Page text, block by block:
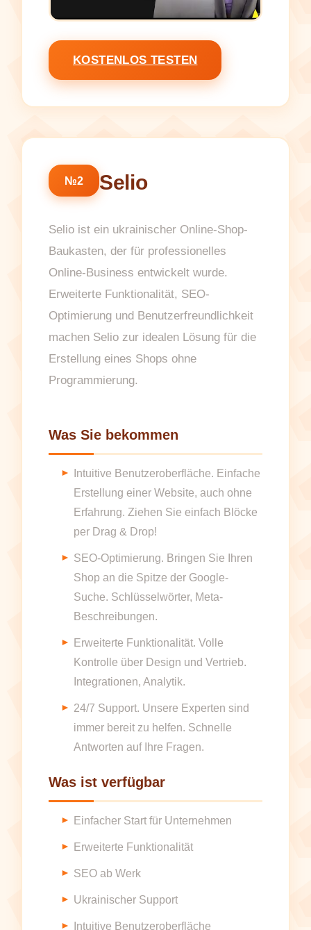
KOSTENLOS TESTEN
№2 Selio
Selio ist ein ukrainischer Online-Shop-
Baukasten, der für professionelles
Online-Business entwickelt wurde.
Erweiterte Funktionalität, SEO-
Optimierung und Benutzerfreundlichkeit
machen Selio zur idealen Lösung für die
Erstellung eines Shops ohne
Programmierung.
Was Sie bekommen
Intuitive Benutzeroberfläche. Einfache
Erstellung einer Website, auch ohne
Erfahrung. Ziehen Sie einfach Blöcke
per Drag & Drop!
SEO-Optimierung. Bringen Sie Ihren
Shop an die Spitze der Google-
Suche. Schlüsselwörter, Meta-
Beschreibungen.
Erweiterte Funktionalität. Volle
Kontrolle über Design und Vertrieb.
Integrationen, Analytik.
24/7 Support. Unsere Experten sind
immer bereit zu helfen. Schnelle
Antworten auf Ihre Fragen.
Was ist verfügbar
Einfacher Start für Unternehmen
Erweiterte Funktionalität
SEO ab Werk
Ukrainischer Support
Intuitive Benutzeroberfläche